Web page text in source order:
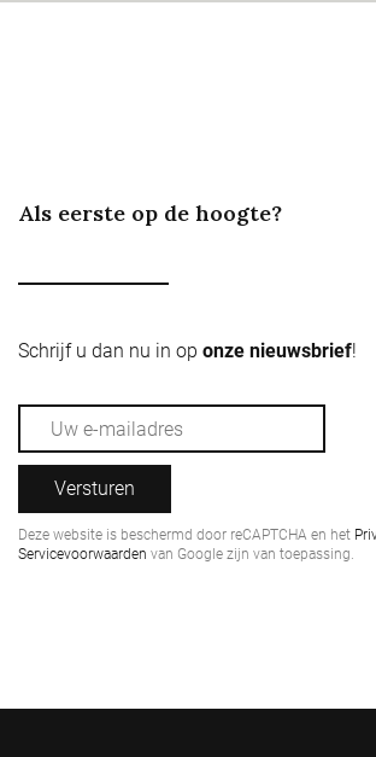
Als eerste op de hoogte?
Schrijf u dan nu in op onze nieuwsbrief!
Versturen
Deze website is beschermd door reCAPTCHA en het
Servicevoorwaarden van Google zijn van toepassing.